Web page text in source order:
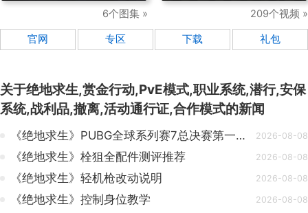
6个图集 »
209个视频 »
官网 专区 下载 礼包
关于绝地求生,赏金行动,PvE模式,职业系统,潜行,安保
系统,战利品,撤离,活动通行证,合作模式的新闻
《绝地求生》PUBG全球系列赛7总决赛第一天开赛 2026-08-08
《绝地求生》栓狙全配件测评推荐 2026-08-08
《绝地求生》轻机枪改动说明 2026-08-08
《绝地求生》控制身位教学 2026-08-08